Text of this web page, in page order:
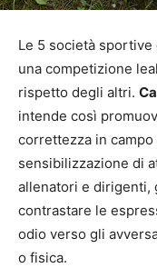
Le 5 società
una competizione
rispetto degli altri.
intende così
correttezza in
sensibilizzazione di
allenatori e dirigenti,
contrastare le
odio verso gli
o fisica.